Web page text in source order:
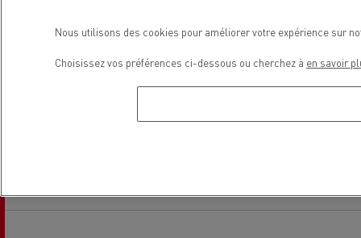
Vente Véhicules Utilitaires Véhicules Electriques
Nous utilisons des cookies pour améliorer votre expérience sur
Choisissez vos préférences ci-dessous ou cherchez à en savoir